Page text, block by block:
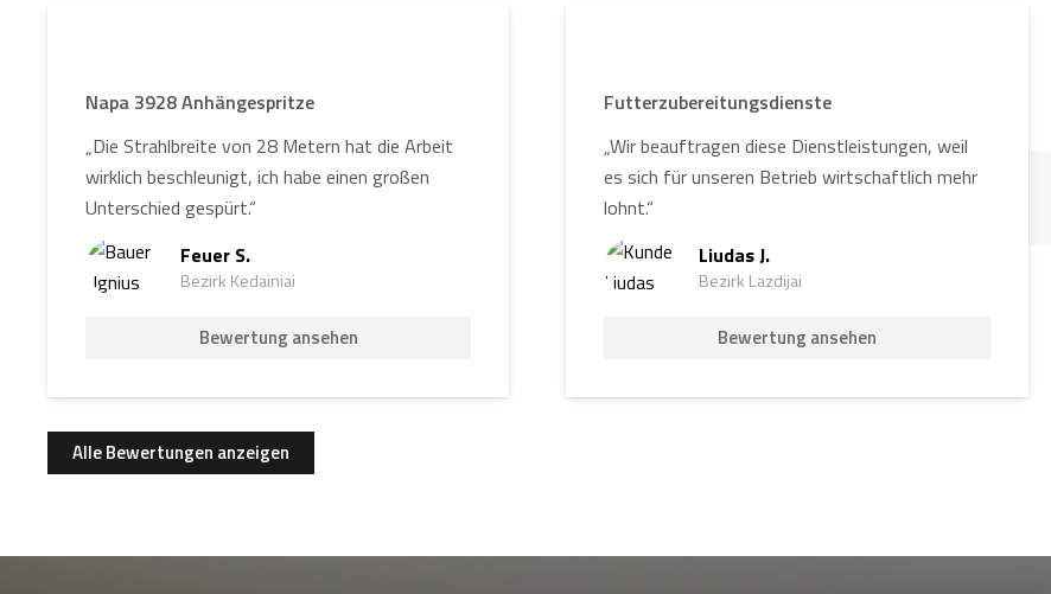
Napa 3928 Anhängespritze
„Die Strahlbreite von 28 Metern hat die Arbeit
wirklich beschleunigt, ich habe einen großen
Unterschied gespürt.“
Feuer S.
Bezirk Kedainiai
Bewertung ansehen
Futterzubereitungsdienste
„Wir beauftragen diese Dienstleistungen, weil
es sich für unseren Betrieb wirtschaftlich mehr
lohnt.“
Liudas J.
Bezirk Lazdijai
Bewertung ansehen
Alle Bewertungen anzeigen